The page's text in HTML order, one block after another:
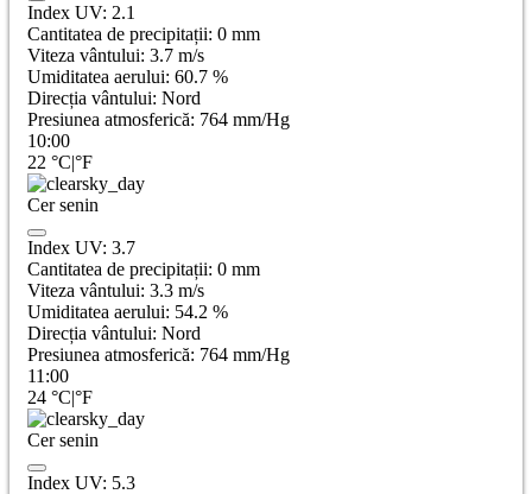
Index UV: 2.1
Cantitatea de precipitații: 0 mm
Viteza vântului: 3.7 m/s
Umiditatea aerului: 60.7 %
Direcția vântului: Nord
Presiunea atmosferică: 764 mm/Hg
10:00
22 °C|°F
Cer senin
Index UV: 3.7
Cantitatea de precipitații: 0 mm
Viteza vântului: 3.3 m/s
Umiditatea aerului: 54.2 %
Direcția vântului: Nord
Presiunea atmosferică: 764 mm/Hg
11:00
24 °C|°F
Cer senin
Index UV: 5.3